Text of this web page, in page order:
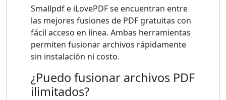
Smallpdf e iLovePDF se encuentran entre
las mejores fusiones de PDF gratuitas con
fácil acceso en línea. Ambas herramientas
permiten fusionar archivos rápidamente
sin instalación ni costo.
¿Puedo fusionar archivos PDF
ilimitados?